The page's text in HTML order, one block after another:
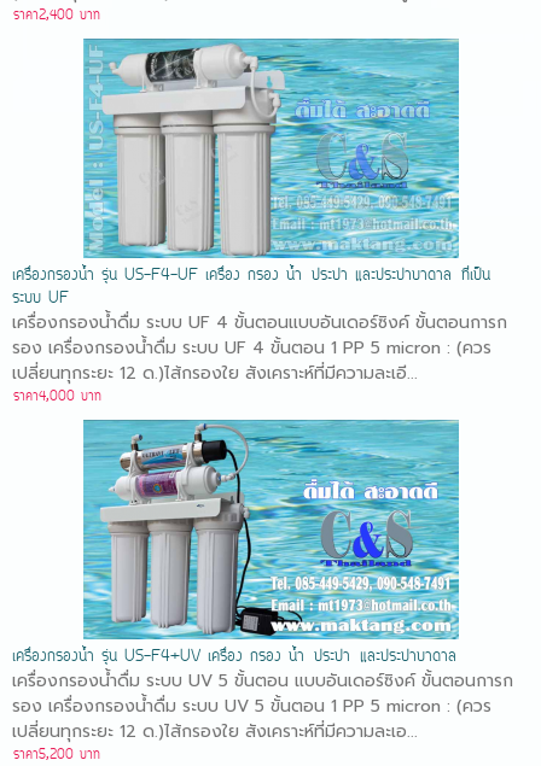
ราคา2,400 บาท
เครื่องกรองน้ำ รุ่น US-F4-UF เครื่อง กรอง น้ำ ประปา และประปาบาดาล ที่เป็น
ระบบ UF
เครื่องกรองน้ำดื่ม ระบบ UF 4 ขั้นตอนแบบอันเดอร์ซิงค์ ขั้นตอนการก
รอง เครื่องกรองน้ำดื่ม ระบบ UF 4 ขั้นตอน 1 PP 5 micron : (ควร
เปลี่ยนทุกระยะ 12 ด.)ไส้กรองใย สังเคราะห์ที่มีความละเอี...
ราคา4,000 บาท
เครื่องกรองน้ำ รุ่น US-F4+UV เครื่อง กรอง น้ำ ประปา และประปาบาดาล
เครื่องกรองน้ำดื่ม ระบบ UV 5 ขั้นตอน แบบอันเดอร์ซิงค์ ขั้นตอนการก
รอง เครื่องกรองน้ำดื่ม ระบบ UV 5 ขั้นตอน 1 PP 5 micron : (ควร
เปลี่ยนทุกระยะ 12 ด.)ไส้กรองใย สังเคราะห์ที่มีความละเอ...
ราคา5,200 บาท